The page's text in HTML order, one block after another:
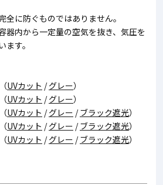
に防ぐものではありません。
器内から一定量の空気を抜き、気圧を
す。
UVカット /グレー）
UVカット /グレー）
UVカット /グレー /ブラック遮光）
UVカット /グレー /ブラック遮光）
UVカット /グレー /ブラック遮光）